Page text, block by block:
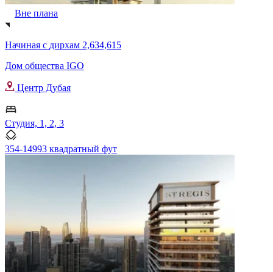
Вне плана
Начиная с дирхам 2,634,615
Дом общества IGO
Центр Дубая
Студия, 1, 2, 3
354-14993 квадратный фут